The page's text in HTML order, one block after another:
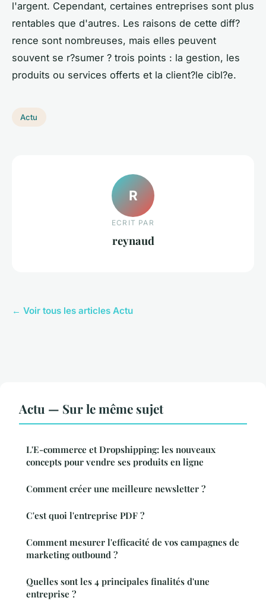
l'argent. Cependant, certaines entreprises sont plus
rentables que d'autres. Les raisons de cette diff?
rence sont nombreuses, mais elles peuvent
souvent se r?sumer ? trois points : la gestion, les
produits ou services offerts et la client?le cibl?e.
Actu
R
ECRIT PAR
reynaud
← Voir tous les articles Actu
Actu — Sur le même sujet
L'E-commerce et Dropshipping: les nouveaux
concepts pour vendre ses produits en ligne
Comment créer une meilleure newsletter ?
C'est quoi l'entreprise PDF ?
Comment mesurer l'efficacité de vos campagnes de
marketing outbound ?
Quelles sont les 4 principales finalités d'une
entreprise ?